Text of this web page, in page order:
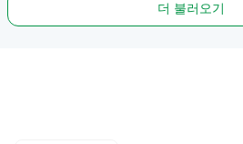
더 불러오기